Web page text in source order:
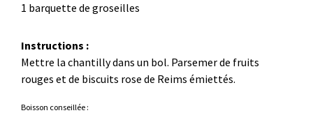
1 barquette de groseilles
Instructions :
Mettre la chantilly dans un bol. Parsemer de fruits
rouges et de biscuits rose de Reims émiettés.
Boisson conseillée :